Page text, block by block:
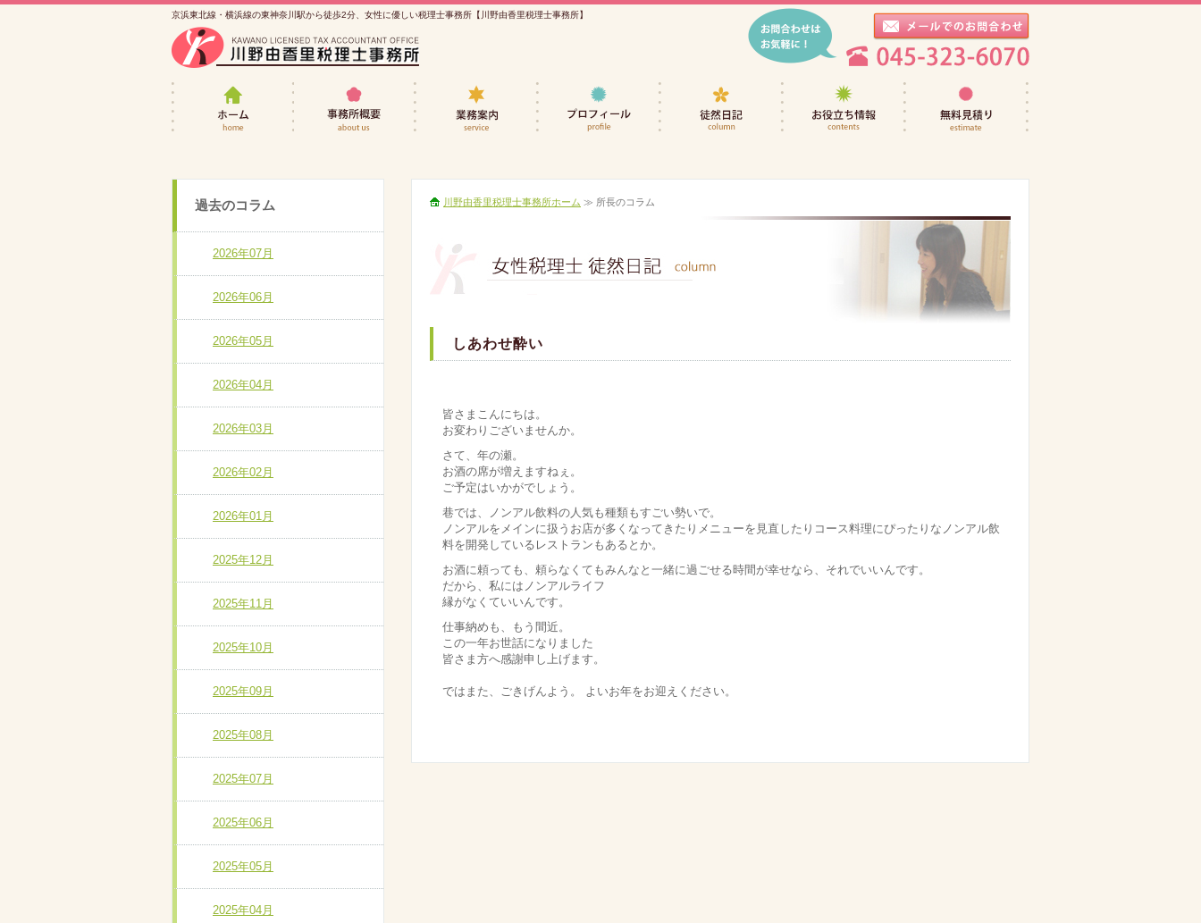
京浜東北線・横浜線の東神奈川駅から徒歩2分、女性に優しい税理士事務所【川野由香里税理士事務所】
女性税理士・川野由香里税理士事務所ホーム
事務所概要 プロフィール お役立ち情報
川野由香里税理士事務所ホーム ≫ 所長のコラム
しあわせ酔い
皆さまこんにちは。
お変わりございませんか。
さて、年の瀬。
お酒の席が増えますねぇ。
ご予定はいかがでしょう。
巷では、ノンアル飲料の人気も種類もすごい勢いで。
ノンアルをメインに扱うお店が多くなってきたりメニューを見直したりコース料理にぴったりなノンアル飲
料を開発しているレストランもあるとか。
お酒に頼っても、頼らなくてもみんなと一緒に過ごせる時間が幸せなら、それでいいんです。
だから、私にはノンアルライフ
縁がなくていいんです。
仕事納めも、もう間近。
この一年お世話になりました
皆さま方へ感謝申し上げます。
ではまた、ごきげんよう。 よいお年をお迎えください。
過去のコラム
2026年07月
2026年06月
2026年05月
2026年04月
2026年03月
2026年02月
2026年01月
2025年12月
2025年11月
2025年10月
2025年09月
2025年08月
2025年07月
2025年06月
2025年05月
2025年04月